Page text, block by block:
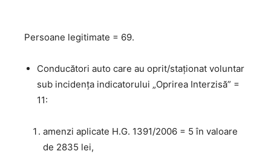
Persoane legitimate = 69.
Conducători auto care au oprit/staționat voluntar
sub incidenţa indicatorului „Oprirea Interzisă” =
11:
amenzi aplicate H.G. 1391/2006 = 5 în valoare
de 2835 lei,